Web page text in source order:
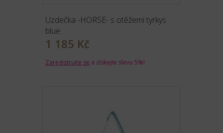
Uzdečka -HORSE- s otěžemi tyrkys
blue
1 185 Kč
Zaregistrujte se a získejte slevu 5%!